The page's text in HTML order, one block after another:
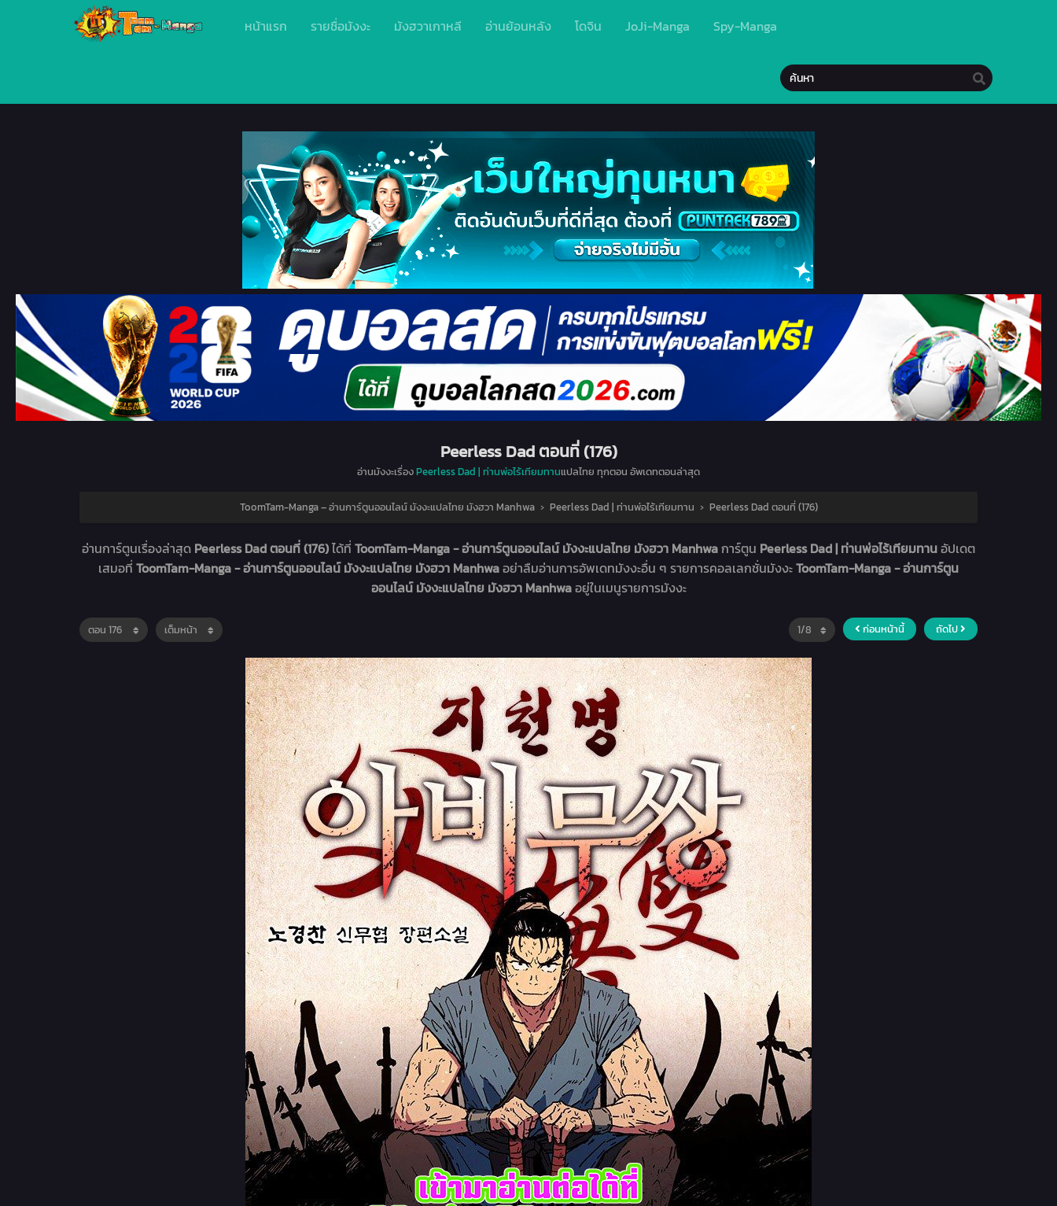
หน้าแรก รายชื่อมังงะ มังฮวาเกาหลี อ่านย้อนหลัง โดจิน JoJi-Manga Spy-Manga
Peerless Dad ตอนที่ (176)
อ่านมังงะเรื่องPeerless Dad | ท่านพ่อไร้เทียมทานแปลไทย ทุกตอน อัพเดทตอนล่าสุด
ToomTam-Manga – อ่านการ์ตูนออนไลน์ มังงะแปลไทย มังฮวา Manhwa › Peerless Dad | ท่านพ่อไร้เทียมทาน › Peerless Dad ตอนที่ (176)
อ่านการ์ตูนเรื่องล่าสุด Peerless Dad ตอนที่ (176)ได้ที่ ToomTam-Manga - อ่านการ์ตูนออนไลน์ มังงะแปลไทย มังฮวา Manhwaการ์ตูน Peerless Dad | ท่านพ่อไร้เทียมทานอัปเดต
เสมอที่ ToomTam-Manga - อ่านการ์ตูนออนไลน์ มังงะแปลไทย มังฮวา Manhwaอย่าลืมอ่านการอัพเดทมังงะอื่น ๆ รายการคอลเลกชั่นมังงะToomTam-Manga - อ่านการ์ตูน
ออนไลน์ มังงะแปลไทย มังฮวา Manhwaอยู่ในเมนูรายการมังงะ
ก่อนหน้านี้ ถัดไป